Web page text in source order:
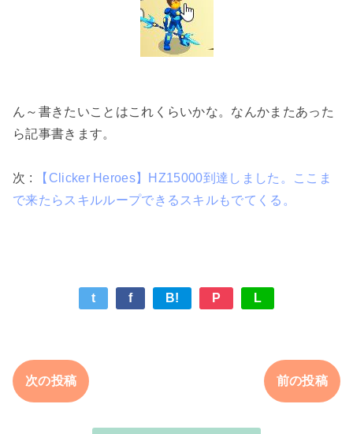
ん～書きたいことはこれくらいかな。なんかまたあった
ら記事書きます。
次 :
【Clicker Heroes】HZ15000到達しました。ここま
で来たらスキルループできるスキルもでてくる。
t f B! P L
次の投稿 前の投稿